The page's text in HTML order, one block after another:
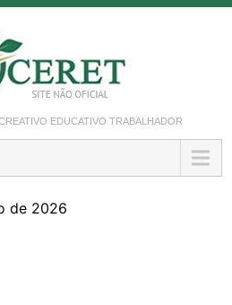
EDUCATIVO TRABALHADOR
de 2026